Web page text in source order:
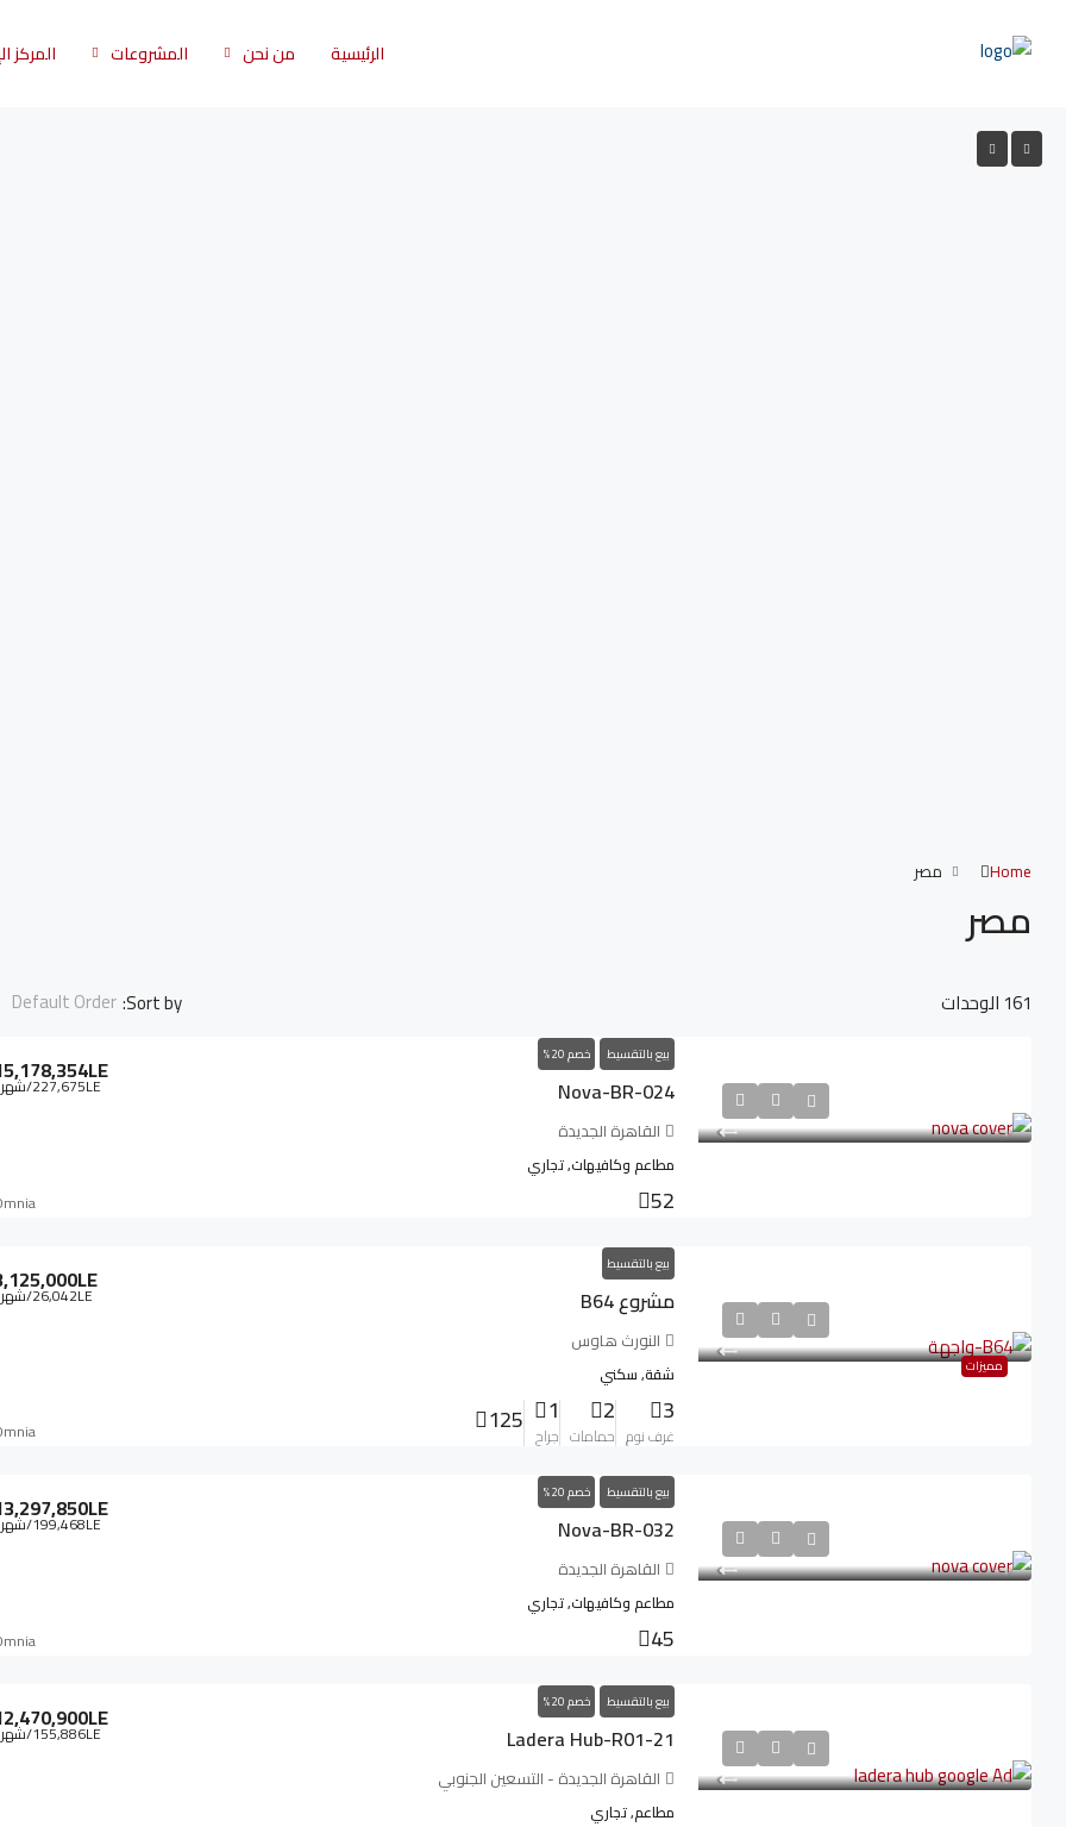
الرئيسية من نحن المشروعات المركز
Home مصر
مصر
161 الوحدات Sort by:
Default Order
بيع بالتقسيط خصم 20%
Nova-BR-024
227,675LE
/
القاهرة الجديدة
مطاعم وكافيهات, تجاري
52
مميزات
بيع بالتقسيط
مشروع B64 26,042LE
/
النورث هاوس
شقة, سكني
3
غرف نوم
2
حمامات
1
جراح 125
بيع بالتقسيط خصم 20%
Nova-BR-032
199,468LE
/
القاهرة الجديدة
مطاعم وكافيهات, تجاري
45
بيع بالتقسيط خصم 20%
Ladera Hub-R01-21
155,886LE
/
القاهرة الجديدة - التسعين الجنوبي
مطاعم, تجاري
Ladera Hub-RG0-52
القاهرة الجديدة - التسعين الجنوبي